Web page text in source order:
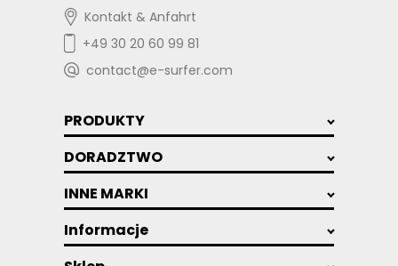
Kontakt & Anfahrt
+49 30 20 60 99 81
contact@e-surfer.com
PRODUKTY
DORADZTWO
INNE MARKI
Informacje